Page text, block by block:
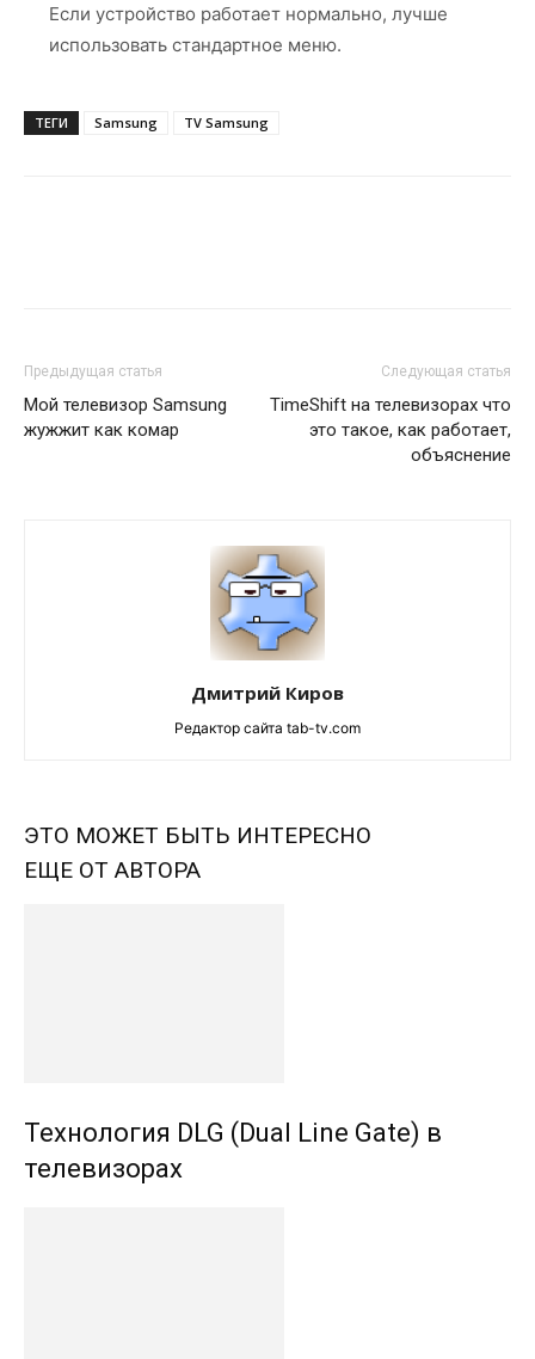
Если устройство работает нормально, лучше
использовать стандартное меню.
ТЕГИ Samsung TV Samsung
Предыдущая статья
Мой телевизор Samsung
жужжит как комар
Следующая статья
TimeShift на телевизорах что
это такое, как работает,
объяснение
Дмитрий Киров
Редактор сайта tab-tv.com
ЭТО МОЖЕТ БЫТЬ ИНТЕРЕСНО
ЕЩЕ ОТ АВТОРА
Технология DLG (Dual Line Gate) в
телевизорах